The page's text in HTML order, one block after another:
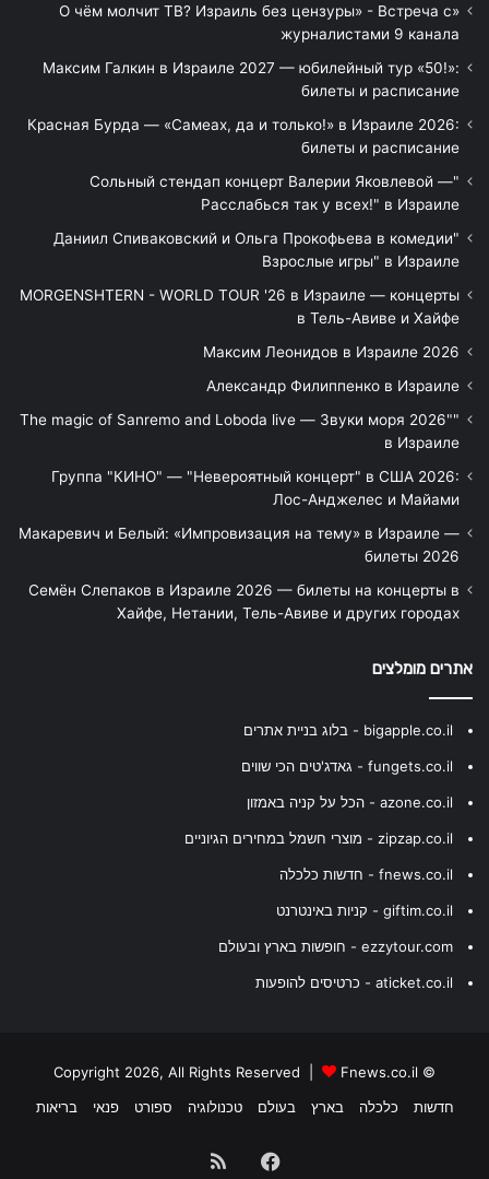
«О чём молчит ТВ? Израиль без цензуры» - Встреча с
журналистами 9 канала
Максим Галкин в Израиле 2027 — юбилейный тур «50!»:
билеты и расписание
Красная Бурда — «Самеах, да и только!» в Израиле 2026:
билеты и расписание
"Сольный стендап концерт Валерии Яковлевой —
Расслабься так у всех!" в Израиле
"Даниил Спиваковский и Ольга Прокофьева в комедии
Взрослые игры" в Израиле
MORGENSHTERN - WORLD TOUR '26 в Израиле — концерты
в Тель-Авиве и Хайфе
Максим Леонидов в Израиле 2026
Александр Филиппенко в Израиле
"The magic of Sanremo and Loboda live — Звуки моря 2026"
в Израиле
Группа "КИНО" — "Невероятный концерт" в США 2026:
Лос-Анджелес и Майами
Макаревич и Белый: «Импровизация на тему» в Израиле —
билеты 2026
Семён Слепаков в Израиле 2026 — билеты на концерты в
Хайфе, Нетании, Тель-Авиве и других городах
אתרים מומלצים
bigapple.co.il - בלוג בניית אתרים
fungets.co.il - גאדג'טים הכי שווים
azone.co.il - הכל על קניה באמזון
zipzap.co.il - מוצרי חשמל במחירים הגיוניים
fnews.co.il - חדשות כלכלה
giftim.co.il - קניות באינטרנט
ezzytour.com - חופשות בארץ ובעולם
aticket.co.il - כרטיסים להופעות
© Copyright 2026, All Rights Reserved |
Fnews.co.il
חדשות
כלכלה בארץ בעולם טכנולוגיה ספורט פנאי בריאות
Facebook